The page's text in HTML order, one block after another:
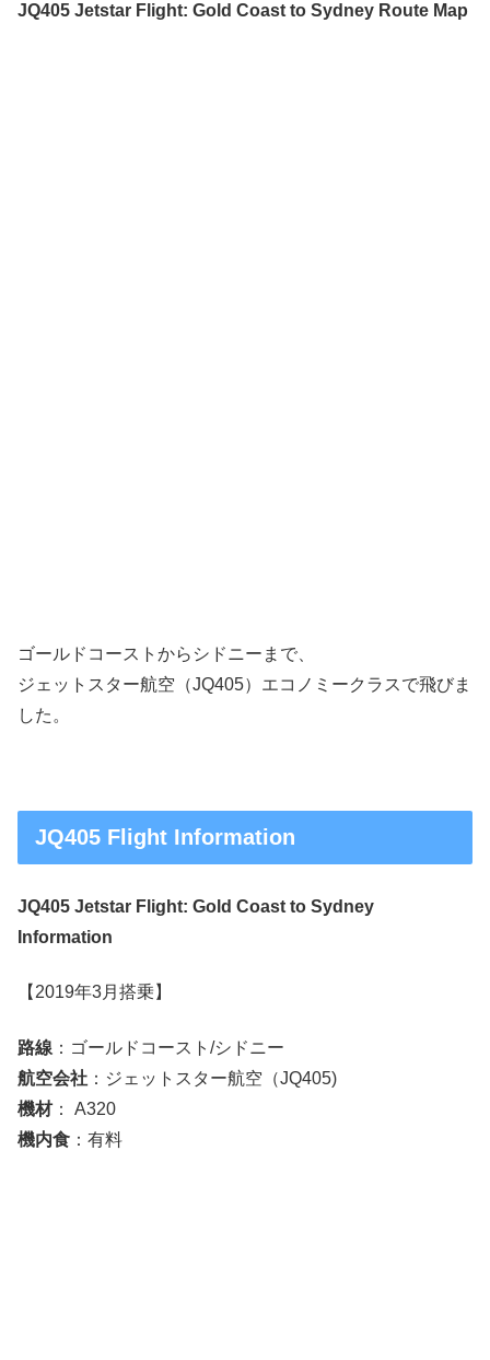
JQ405 Jetstar Flight: Gold Coast to Sydney Route Map
ゴールドコーストからシドニーまで、
ジェットスター航空（JQ405）エコノミークラスで飛びま
した。
JQ405 Flight Information
JQ405 Jetstar Flight: Gold Coast to Sydney
Information
【2019年3月搭乗】
路線 ：ゴールドコースト/シドニー
航空会社 ：ジェットスター航空（JQ405)
機材： A320
機内食 ：有料